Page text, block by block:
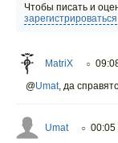
Чтобы писать и
зарегистрироваться
MatriX ○
@Umat, да
Umat ○ 00:05